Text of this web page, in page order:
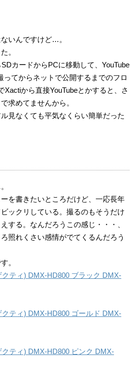
いんですけど…。
。
カードからPCに移動して、YouTube
てからネットで公開するまでのフロ
から直接YouTubeとかすると、さ
求めてませんから。
見なくても平気なくらい簡単だった
を書きたいところだけど、一応長年
ックリしている。撮るのもそうだけ
する。なんだろうこの感じ・・・、
照れくさい感情がでてくるんだろう
。
ティ) DMX-HD800 ブラック DMX-
ティ) DMX-HD800 ゴールド DMX-
ティ) DMX-HD800 ピンク DMX-